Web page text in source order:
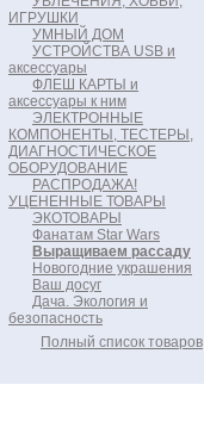
ИГРУШКИ
УМНЫЙ ДОМ
УСТРОЙСТВА USB и
аксессуары
ФЛЕШ КАРТЫ и
аксессуары к ним
ЭЛЕКТРОННЫЕ
КОМПОНЕНТЫ, ТЕСТЕРЫ,
ДИАГНОСТИЧЕСКОЕ
ОБОРУДОВАНИЕ
РАСПРОДАЖА!
УЦЕНЕННЫЕ ТОВАРЫ
ЭКОТОВАРЫ
Фанатам Star Wars
Выращиваем рассаду
Новогодние украшения
Ваш досуг
Дача. Экология и
безопасность
Полный список товаров